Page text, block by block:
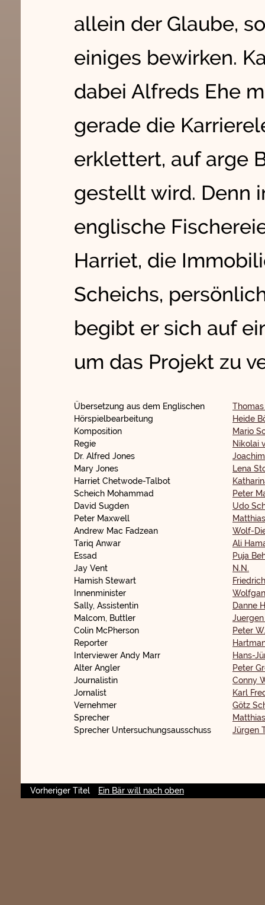
allein der Glaube,
einiges bewirken.
dabei Alfreds Ehe
gerade die
erklettert, auf arge
gestellt wird. Denn
englische
Harriet, die
Scheichs,
begibt er sich auf
um das Projekt zu
Übersetzung aus dem Englischen
Hörspielbearbeitung
Heide
Komposition
Mario
Regie
Nikolai
Dr. Alfred Jones
Mary Jones
Lena
Harriet Chetwode-Talbot
Scheich Mohammad
Peter
David Sugden
Udo
Peter Maxwell
Andrew Mac Fadzean
Wolf-
Tariq Anwar
Ali
Essad
Puja
Jay Vent
N.N.
Hamish Stewart
Innenminister
Sally, Assistentin
Danne
Malcom, Buttler
Colin McPherson
Peter
Reporter
Interviewer Andy Marr
Hans-
Alter Angler
Peter
Journalistin
Conny
Jornalist
Karl
Vernehmer
Götz
Sprecher
Sprecher Untersuchungsausschuss
Jürgen
Vorheriger Titel Ein Bär will nach oben